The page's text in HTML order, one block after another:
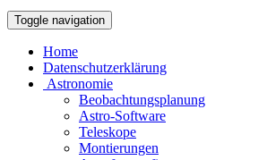
Toggle navigation
Home
Datenschutzerklärung
Astronomie
Beobachtungsplanung
Astro-Software
Teleskope
Montierungen